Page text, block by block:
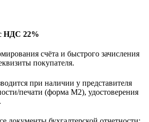
НДС 22%
счёта и быстрого зачисления
покупателя.
при наличии у представителя
печати (форма M2), удостоверения